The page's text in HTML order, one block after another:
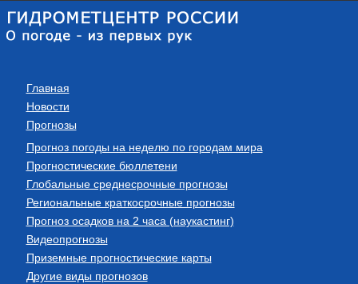
Главная
Новости
Прогнозы
Прогноз погоды на неделю по городам мира
Прогностические бюллетени
Глобальные среднесрочные прогнозы
Региональные краткосрочные прогнозы
Прогноз осадков на 2 часа (наукастинг)
Видеопрогнозы
Приземные прогностические карты
Другие виды прогнозов